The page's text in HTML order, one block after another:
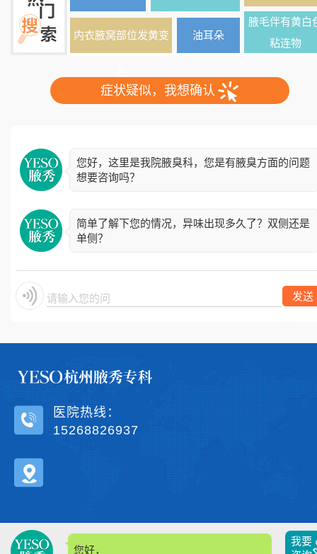
内衣腋窝部位发黄变 油耳朵
腋毛伴有黄白
粘连物
症状疑似，我想确认
您好，这里是我院腋臭科，您是有腋臭方面的问题
想要咨询吗？
简单了解下您的情况，异味出现多久了？双侧还是
单侧？
请输入您的问题 发送
您好，
我要
医院热线：
15268826937